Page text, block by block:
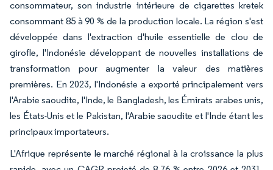
consommateur, son industrie intérieure de cigarettes kretek
consommant 85 à 90 % de la production locale. La région s'est
développée dans l'extraction d'huile essentielle de clou de
girofle, l'Indonésie développant de nouvelles installations de
transformation pour augmenter la valeur des matières
premières. En 2023, l'Indonésie a exporté principalement vers
l'Arabie saoudite, l'Inde, le Bangladesh, les Émirats arabes unis,
les États-Unis et le Pakistan, l'Arabie saoudite et l'Inde étant les
principaux importateurs.
L'Afrique représente le marché régional à la croissance la plus